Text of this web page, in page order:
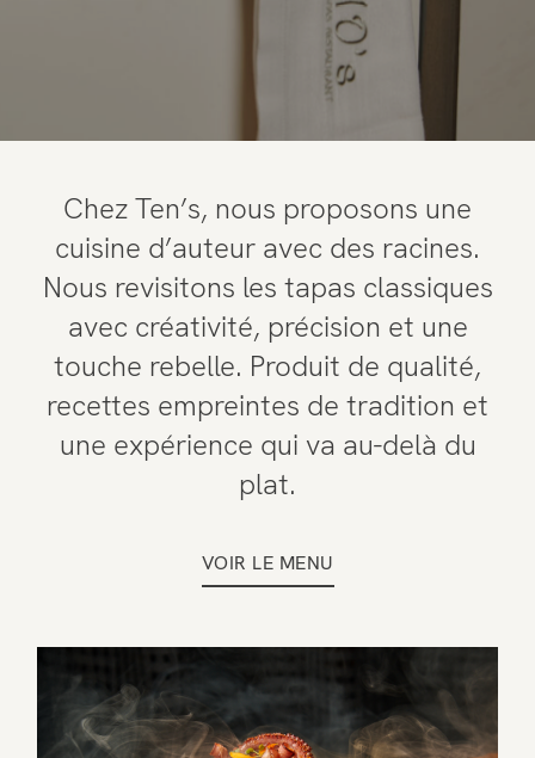
Chez Ten’s, nous proposons une
cuisine d’auteur avec des racines.
Nous revisitons les tapas classiques
avec créativité, précision et une
touche rebelle. Produit de qualité,
recettes empreintes de tradition et
une expérience qui va au-delà du
plat.
VOIR LE MENU